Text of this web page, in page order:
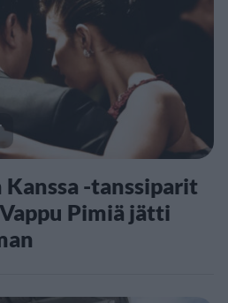
Kanssa -tanssiparit
Pimiä jätti